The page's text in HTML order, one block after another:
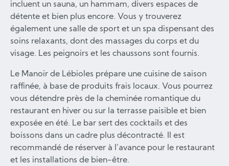
incluent un sauna, un hammam, divers espaces de
détente et bien plus encore. Vous y trouverez
également une salle de sport et un spa dispensant des
soins relaxants, dont des massages du corps et du
visage. Les peignoirs et les chaussons sont fournis.
Le Manoir de Lébioles prépare une cuisine de saison
raffinée, à base de produits frais locaux. Vous pourrez
vous détendre près de la cheminée romantique du
restaurant en hiver ou sur la terrasse paisible et bien
exposée en été. Le bar sert des cocktails et des
boissons dans un cadre plus décontracté. Il est
recommandé de réserver à l’avance pour le restaurant
et les installations de bien-être.